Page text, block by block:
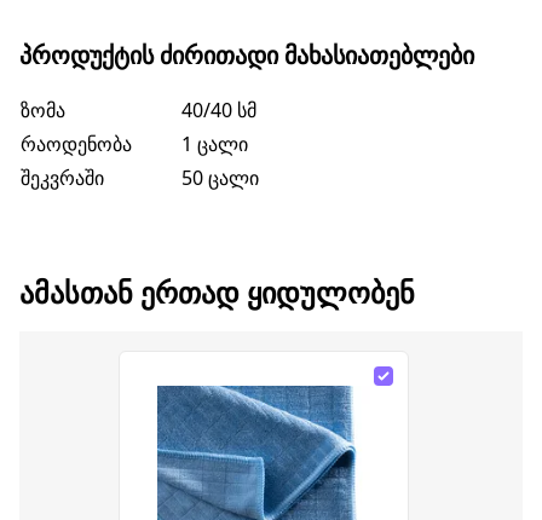
ᲞᲠᲝᲓᲣᲥᲢᲘᲡ ᲫᲘᲠᲘᲗᲐᲓᲘ ᲛᲐᲮᲐᲡᲘᲐᲗᲔᲑᲚᲔᲑᲘ
ზომა
40/40 სმ
რაოდენობა
1 ცალი
შეკვრაში
50 ცალი
ᲐᲛᲐᲡᲗᲐᲜ ᲔᲠᲗᲐᲓ ᲧᲘᲓᲣᲚᲝᲑᲔᲜ